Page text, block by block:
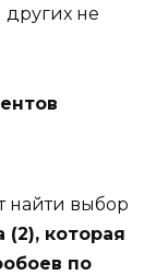
не
найти выбор
(2), которая
по